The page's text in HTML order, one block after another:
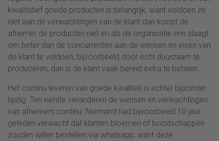
kwalitatief goede producten is belangrijk, want voldoen ze
niet aan de verwachtingen van de klant dan koopt de
afnemer de producten niet en als de organisatie erin slaagt
om beter dan de concurrenten aan de wensen en eisen van
de klant te voldoen, bijvoorbeeld door echt duurzaam te
produceren, dan is de klant vaak bereid extra te betalen.
Het continu leveren van goede kwaliteit is echter bijzonder
lastig. Ten eerste veranderen de wensen en verwachtingen
van afnemers continu. Niemand had bijvoorbeeld 10 jaar
geleden verwacht dat klanten bloemen of boodschappen
zouden willen bestellen via whatsapp, want deze